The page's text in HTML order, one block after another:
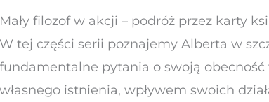
Mały filozof w akcji – podróż przez karty
W tej części serii poznajemy Alberta w
fundamentalne pytania o swoją obecność
własnego istnienia, wpływem swoich